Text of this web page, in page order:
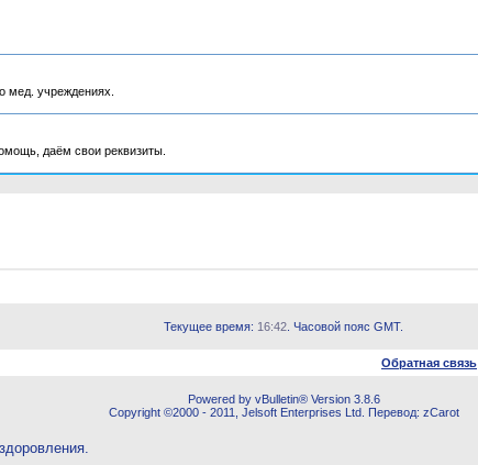
мед. учреждениях.
даём свои реквизиты.
Текущее время: 16:42 . Часовой пояс GMT.
Обратная связь
Powered by vBulletin® Version 3.8.6
Copyright ©2000 - 2011, Jelsoft Enterprises Ltd. Перевод: zCarot